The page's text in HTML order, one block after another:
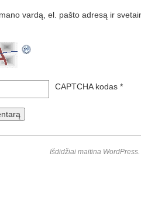
vardą, el. pašto adresą ir
CAPTCHA kodas *
Išdidžiai maitina WordPress.